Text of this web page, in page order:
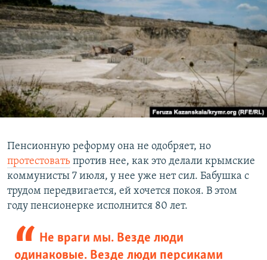
Пенсионную реформу она не одобряет, но
протестовать против нее, как это делали крымские
коммунисты 7 июля, у нее уже нет сил. Бабушка с
трудом передвигается, ей хочется покоя. В этом
году пенсионерке исполнится 80 лет.
Не враги мы. Везде люди
одинаковые. Везде люди персиками